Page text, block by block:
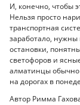
И, конечно, чтобы
Нельзя просто
транспортная
заработало,
остановки,
светофоров и
алматинцы
на дорогах в
Автор Римма